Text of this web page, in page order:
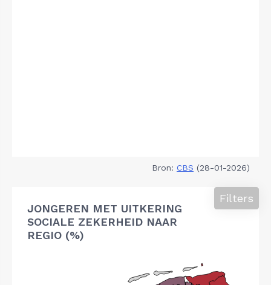
Bron: CBS (28-01-2026)
JONGEREN MET UITKERING
SOCIALE ZEKERHEID NAAR
REGIO (%)
Filters